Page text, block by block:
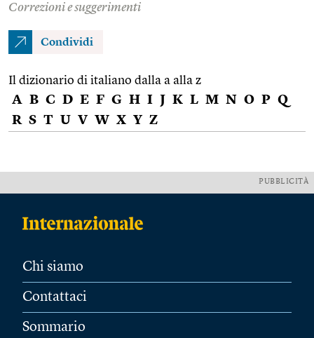
Correzioni e suggerimenti
Condividi
Il dizionario di italiano dalla a alla z
A B C D E F G H I J K L M N O P Q
R S T U V W X Y Z
PUBBLICITÀ
Chi siamo
Contattaci
Sommario